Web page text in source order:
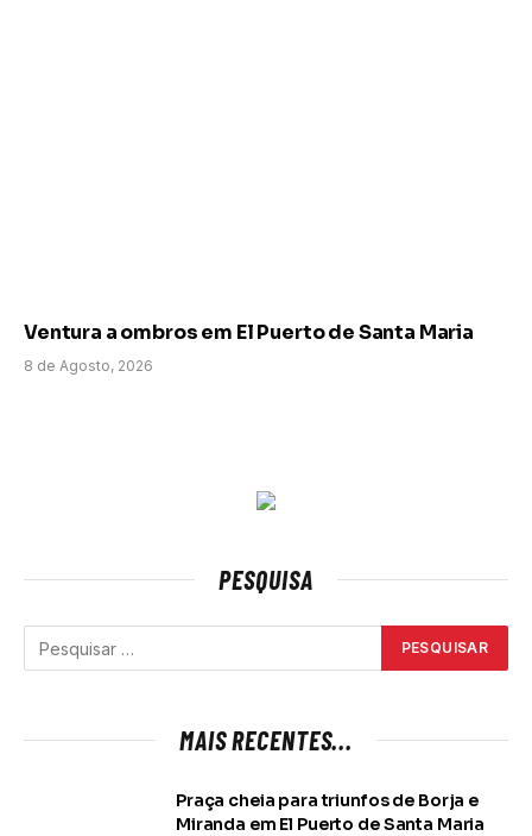
Ventura a ombros em El Puerto de Santa Maria
8 de Agosto, 2026
PESQUISA
MAIS RECENTES...
Praça cheia para triunfos de Borja e
Miranda em El Puerto de Santa Maria